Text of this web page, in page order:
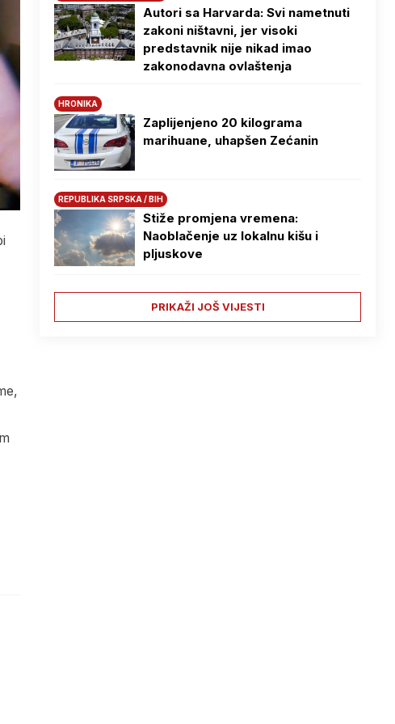
Autori sa Harvarda: Svi nametnuti
zakoni ništavni, jer visoki
predstavnik nije nikad imao
zakonodavna ovlaštenja
HRONIKA
Zaplijenjeno 20 kilograma
marihuane, uhapšen Zećanin
REPUBLIKA SRPSKA / BIH
Stiže promjena vremena:
Naoblačenje uz lokalnu kišu i
pljuskove
PRIKAŽI JOŠ VIJESTI